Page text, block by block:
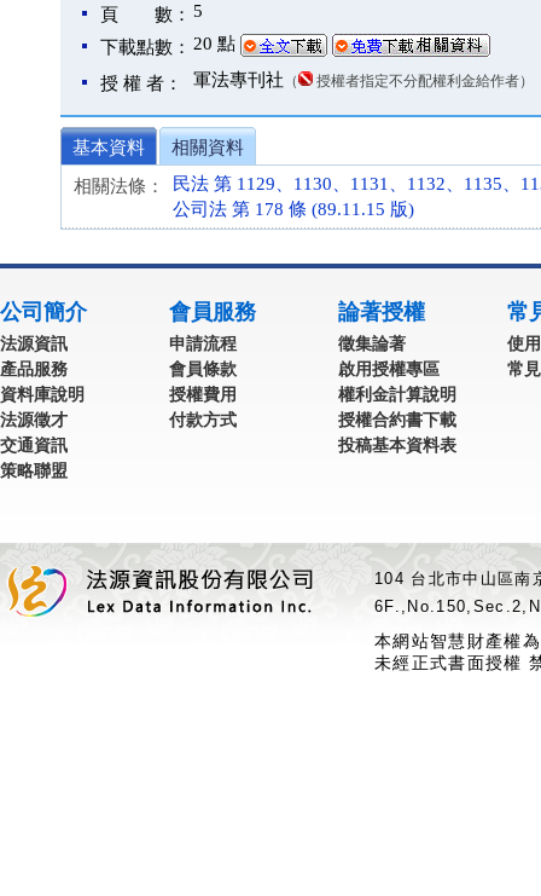
頁 數： 5
下載點數： 20 點
授 權 者： 軍法專刊社 （ 授權者指定不分配權利金給作者）
基本資料
相關資料
相關法條：
民法 第 1129、1130、1131、1132、1135、
公司法 第 178 條 (89.11.15 版)
公司簡介
法源資訊
產品服務
資料庫說明
法源徵才
交通資訊
策略聯盟
會員服務
申請流程
會員條款
授權費用
付款方式
論著授權
徵集論著
啟用授權專區
權利金計算說明
授權合約書下載
投稿基本資料表
常
使
常
104 台北市中山區
本網站智慧財產權
未經正式書面授權